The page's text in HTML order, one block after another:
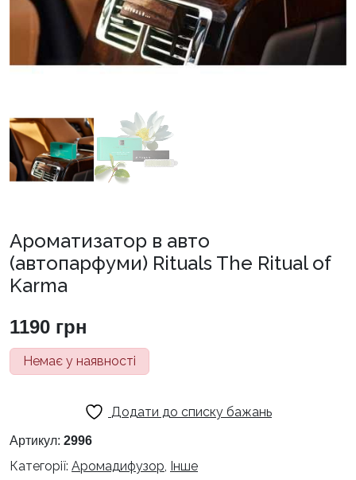
Ароматизатор в авто
(автопарфуми) Rituals The Ritual of
Karma
1190 грн
Немає у наявності
Додати до списку бажань
Артикул: 2996
Категорії: Аромадифузор, Інше